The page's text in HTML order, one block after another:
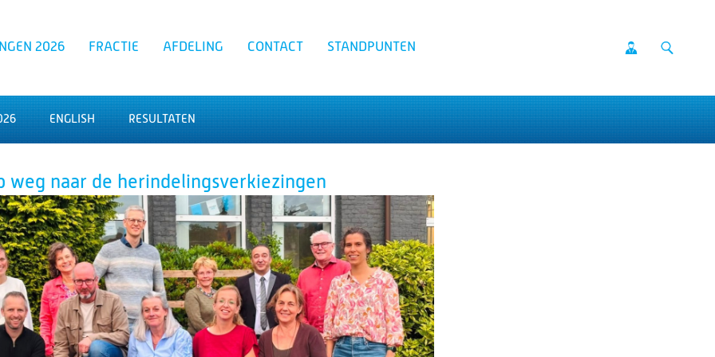
2026 FRACTIE AFDELING CONTACT STANDPUNTEN
Zoeken
ENGLISH RESULTATEN
weg naar de herindelingsverkiezingen